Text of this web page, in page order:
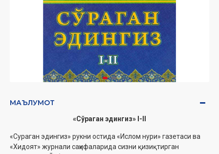
МАЪЛУМОТ
«Сўраган эдингиз» I-II
«Сураган эдингиз» рукни остида «Ислом нури» газетаси ва
«Хидоят» журнали саҳифаларида сизни қизиқтирган